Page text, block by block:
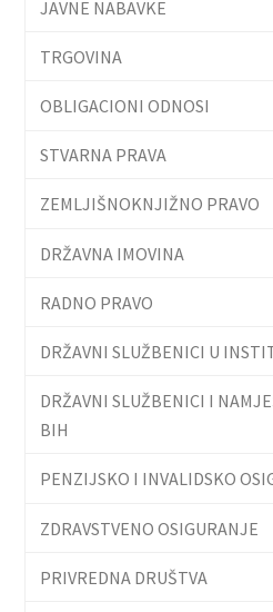
JAVNE NABAVKE
TRGOVINA
OBLIGACIONI ODNOSI
STVARNA PRAVA
ZEMLJIŠNOKNJIŽNO PRAVO
DRŽAVNA IMOVINA
RADNO PRAVO
DRŽAVNI SLUŽBENICI U
DRŽAVNI SLUŽBENICI I
BIH
PENZIJSKO I INVALIDSKO
ZDRAVSTVENO OSIGURANJE
PRIVREDNA DRUŠTVA